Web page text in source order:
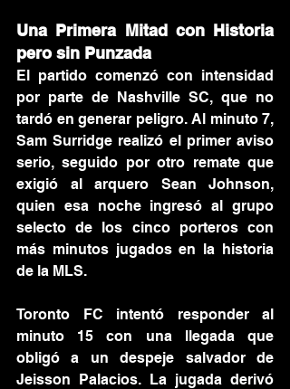
Una Primera Mitad con Historia
pero sin Punzada
El partido comenzó con intensidad
por parte de Nashville SC, que no
tardó en generar peligro. Al minuto 7,
Sam Surridge realizó el primer aviso
serio, seguido por otro remate que
exigió al arquero Sean Johnson,
quien esa noche ingresó al grupo
selecto de los cinco porteros con
más minutos jugados en la historia
de la MLS.
Toronto FC intentó responder al
minuto 15 con una llegada que
obligó a un despeje salvador de
Jeisson Palacios. La jugada derivó